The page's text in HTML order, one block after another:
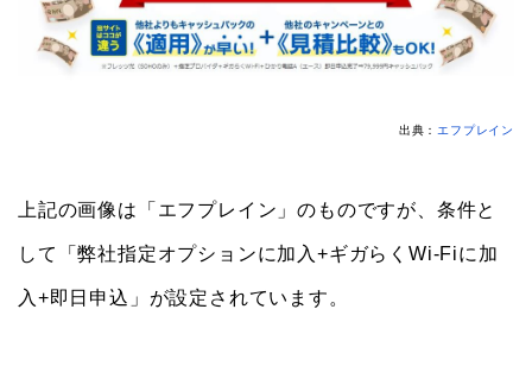
出典： エフプレイン
上記の画像は「エフプレイン」のものですが、条件と
して「弊社指定オプションに加入+ギガらくWi-Fiに加
入+即日申込」が設定されています。